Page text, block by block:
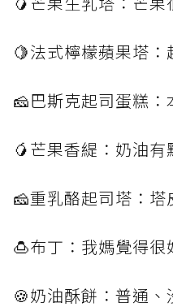
🍋法式檸檬蘋果塔
🧀️巴斯克起司蛋糕：
🥭芒果香緹：奶油有
🧀️重乳酪起司塔：塔
🍮布丁：我媽覺得很
🍪奶油酥餅：普通、